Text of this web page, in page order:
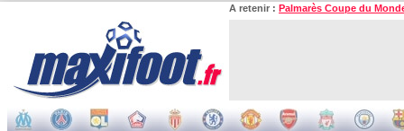
A retenir : Palmarès Coupe du